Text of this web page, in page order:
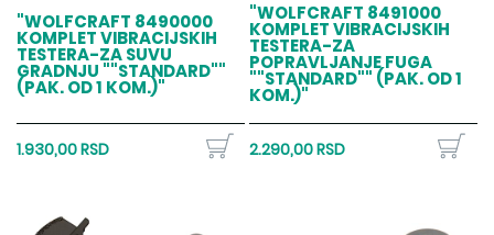
"WOLFCRAFT 8490000
KOMPLET VIBRACIJSKIH
TESTERA-ZA SUVU
GRADNJU ""STANDARD""
(PAK. OD 1 KOM.)"
1.930,00 RSD
"WOLFCRAFT 8491000
KOMPLET VIBRACIJSKIH
TESTERA-ZA
POPRAVLJANJE FUGA
""STANDARD"" (PAK. OD 1
KOM.)"
2.290,00 RSD